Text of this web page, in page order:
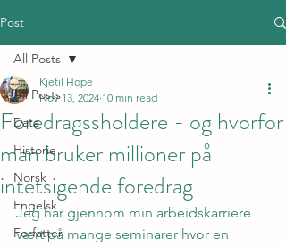
Post
All Posts
Data
Historie
Norsk
Engelsk
Forfatter
All Posts
Foredragssholdere - og hvorfor
man bruker millioner på
intetsigende foredrag
Kjetil Hope
Nov 13, 2024 10 min read
Jeg har gjennom min arbeidskarriere
vært på mange seminarer hvor en